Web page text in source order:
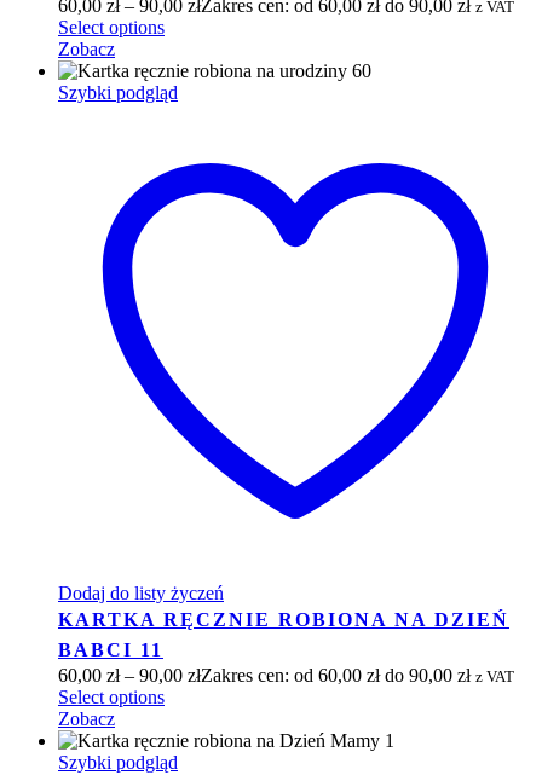
60,00 zł – 90,00 złZakres cen: od 60,00 zł do 90,00 zł z VAT
Select options
Zobacz
Szybki podgląd
Dodaj do listy życzeń
KARTKA RĘCZNIE ROBIONA NA DZIEŃ
BABCI 11
60,00 zł – 90,00 złZakres cen: od 60,00 zł do 90,00 zł z VAT
Select options
Zobacz
Szybki podgląd